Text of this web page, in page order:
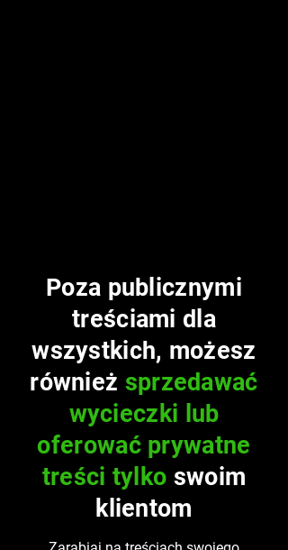
Poza publicznymi
treściami dla
wszystkich, możesz
również sprzedawać
wycieczki lub
oferować prywatne
treści tylko swoim
klientom